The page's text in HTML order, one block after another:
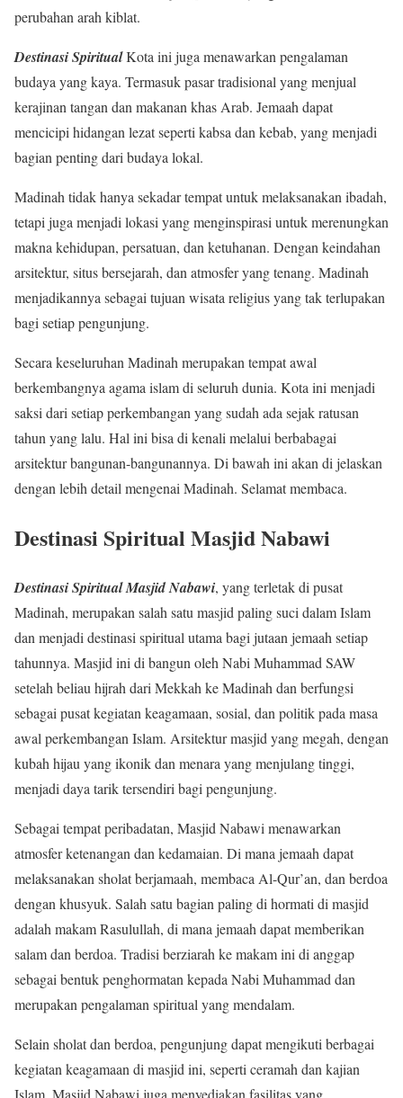
perubahan arah kiblat.
Destinasi SpiritualKota ini juga menawarkan pengalaman
budaya yang kaya. Termasuk pasar tradisional yang menjual
kerajinan tangan dan makanan khas Arab. Jemaah dapat
mencicipi hidangan lezat seperti kabsa dan kebab, yang menjadi
bagian penting dari budaya lokal.
Madinah tidak hanya sekadar tempat untuk melaksanakan ibadah,
tetapi juga menjadi lokasi yang menginspirasi untuk merenungkan
makna kehidupan, persatuan, dan ketuhanan. Dengan keindahan
arsitektur, situs bersejarah, dan atmosfer yang tenang. Madinah
menjadikannya sebagai tujuan wisata religius yang tak terlupakan
bagi setiap pengunjung.
Secara keseluruhan Madinah merupakan tempat awal
berkembangnya agama islam di seluruh dunia. Kota ini menjadi
saksi dari setiap perkembangan yang sudah ada sejak ratusan
tahun yang lalu. Hal ini bisa di kenali melalui berbabagai
arsitektur bangunan-bangunannya. Di bawah ini akan di jelaskan
dengan lebih detail mengenai Madinah. Selamat membaca.
Destinasi Spiritual Masjid Nabawi
Destinasi Spiritual Masjid Nabawi, yang terletak di pusat
Madinah, merupakan salah satu masjid paling suci dalam Islam
dan menjadi destinasi spiritual utama bagi jutaan jemaah setiap
tahunnya. Masjid ini di bangun oleh Nabi Muhammad SAW
setelah beliau hijrah dari Mekkah ke Madinah dan berfungsi
sebagai pusat kegiatan keagamaan, sosial, dan politik pada masa
awal perkembangan Islam. Arsitektur masjid yang megah, dengan
kubah hijau yang ikonik dan menara yang menjulang tinggi,
menjadi daya tarik tersendiri bagi pengunjung.
Sebagai tempat peribadatan, Masjid Nabawi menawarkan
atmosfer ketenangan dan kedamaian. Di mana jemaah dapat
melaksanakan sholat berjamaah, membaca Al-Qur’an, dan berdoa
dengan khusyuk. Salah satu bagian paling di hormati di masjid
adalah makam Rasulullah, di mana jemaah dapat memberikan
salam dan berdoa. Tradisi berziarah ke makam ini di anggap
sebagai bentuk penghormatan kepada Nabi Muhammad dan
merupakan pengalaman spiritual yang mendalam.
Selain sholat dan berdoa, pengunjung dapat mengikuti berbagai
kegiatan keagamaan di masjid ini, seperti ceramah dan kajian
Islam. Masjid Nabawi juga menyediakan fasilitas yang